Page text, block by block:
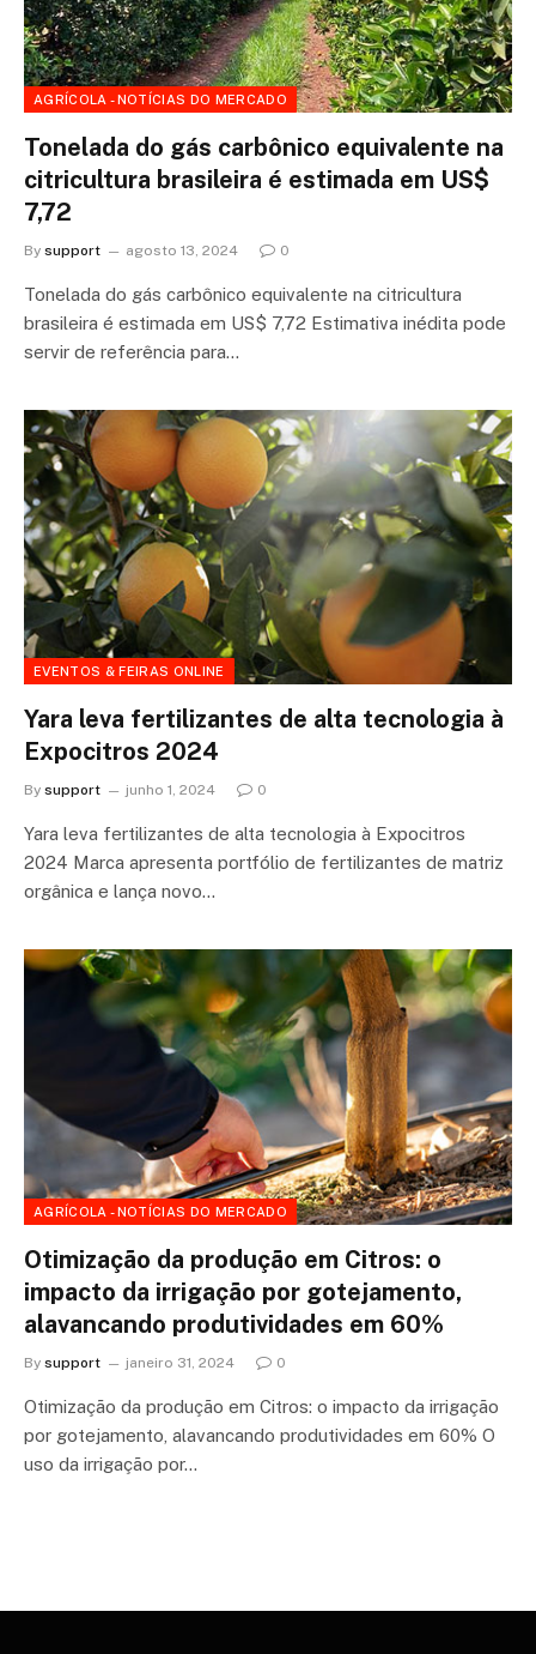
AGRÍCOLA - NOTÍCIAS DO MERCADO
Tonelada do gás carbônico equivalente na
citricultura brasileira é estimada em US$
7,72
By support agosto 13, 2024 0
Tonelada do gás carbônico equivalente na citricultura
brasileira é estimada em US$ 7,72 Estimativa inédita pode
servir de referência para…
EVENTOS & FEIRAS ONLINE
Yara leva fertilizantes de alta tecnologia à
Expocitros 2024
By support junho 1, 2024 0
Yara leva fertilizantes de alta tecnologia à Expocitros
2024 Marca apresenta portfólio de fertilizantes de matriz
orgânica e lança novo…
AGRÍCOLA - NOTÍCIAS DO MERCADO
Otimização da produção em Citros: o
impacto da irrigação por gotejamento,
alavancando produtividades em 60%
By support janeiro 31, 2024 0
Otimização da produção em Citros: o impacto da irrigação
por gotejamento, alavancando produtividades em 60% O
uso da irrigação por…